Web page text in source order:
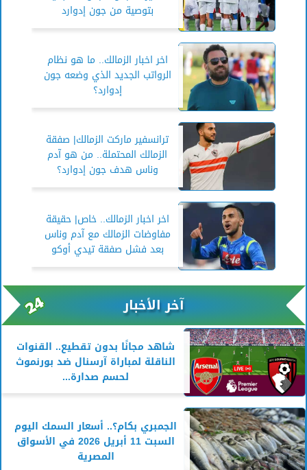
بتوصية من جون إدوارد
اخر اخبار الزمالك.. ما هو نظام
الرواتب الجديد الذي وضعه جون
إدوارد؟
ترانسفير ماركت الزمالك| صفقة
الزمالك المحتملة.. من هو آدم
وناس هدف جون إدوارد؟
اخر اخبار الزمالك.. خاص| حقيقة
مفاوضات الزمالك مع آدم وناس
بعد فشل صفقة تيدي أوكو
آخر الأخبار
شاهد مجانًا بدون تقطيع.. القنوات
الناقلة لمباراة آرسنال ضد بورنموث
لحسم صدارة...
الجمبري بكام؟.. أسعار السمك اليوم
السبت 11 أبريل 2026 في الأسواق
المصرية